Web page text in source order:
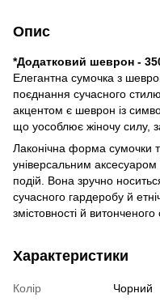
Опис
*Додатковий шеврон -
Елегантна сумочка з
поєднання сучасного
акцентом є шеврон із
що уособлює жіночу силу,
Лаконічна форма сумочки
універсальним
подій. Вона зручно
сучасного гардеробу й
змістовності й витонченого
Характеристики
Колір
Чорний